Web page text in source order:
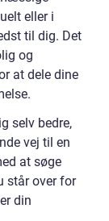
eller i
til dig. Det
og
at dele dine
selv bedre,
vej til en
at søge
står over for
din